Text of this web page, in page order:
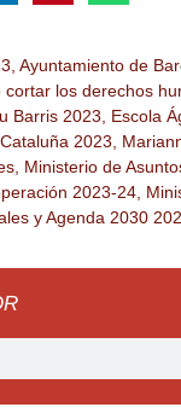
, Ayuntamiento de
cortar los derechos
Barris 2023, Escola
2023,
, Ministerio de
2023-24,
y Agenda 2030